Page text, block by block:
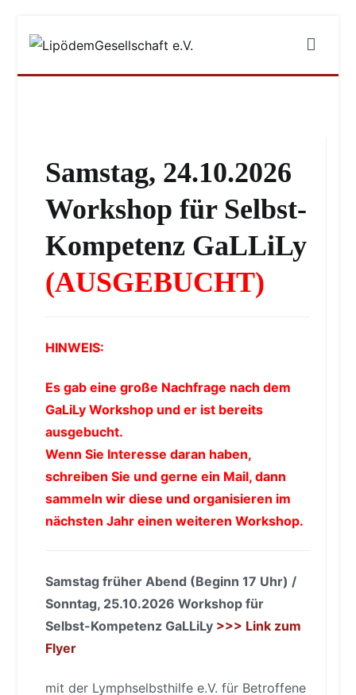
Inhalt
springen
Samstag, 24.10.2026
Workshop für Selbst-
Kompetenz GaLLiLy
(AUSGEBUCHT)
HINWEIS:
Es gab eine große Nachfrage nach dem
GaLiLy Workshop und er ist bereits
ausgebucht.
Wenn Sie Interesse daran haben,
schreiben Sie und gerne ein Mail, dann
sammeln wir diese und organisieren im
nächsten Jahr einen weiteren Workshop.
Samstag früher Abend (Beginn 17 Uhr) /
Sonntag, 25.10.2026 Workshop für
Selbst-Kompetenz GaLLiLy >>> Link zum
Flyer
mit der Lymphselbsthilfe e.V. für Betroffene